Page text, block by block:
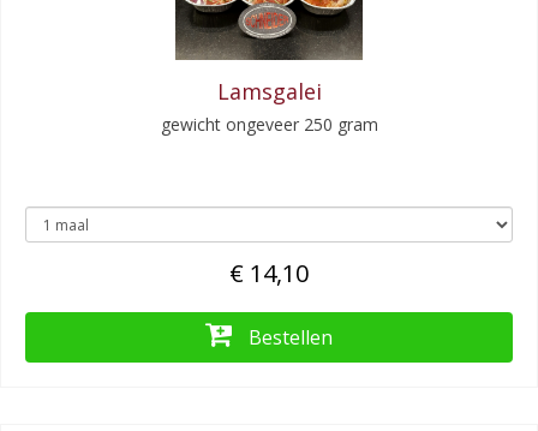
Lamsgalei
gewicht ongeveer 250 gram
€ 14,10
Bestellen